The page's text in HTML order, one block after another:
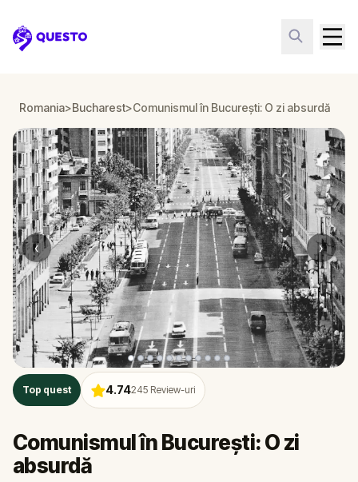
Questo
Romania>Bucharest>Comunismul în București: O zi absurdă
‹ ›
Top quest 4.74245 Review-uri
Comunismul în București: O zi
absurdă